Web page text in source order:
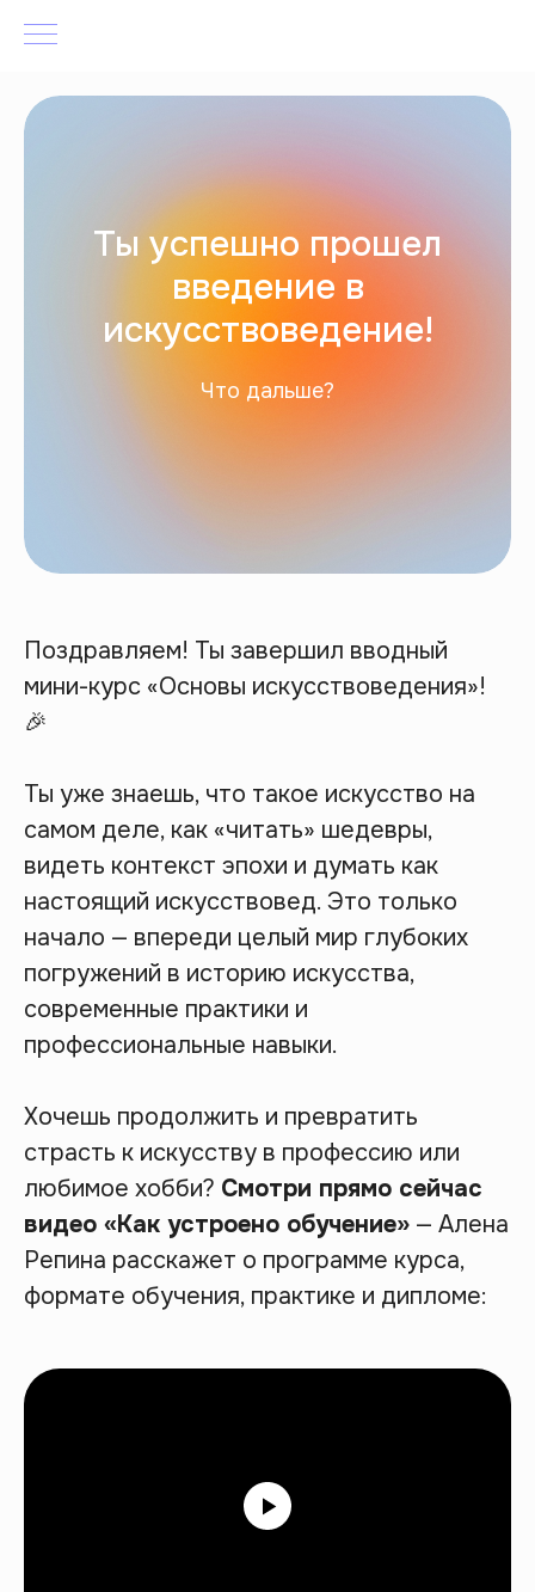
Ты успешно прошел
введение в
искусствоведение!
Что дальше?
Поздравляем! Ты завершил вводный
мини-курс «Основы искусствоведения»!
🎉
Ты уже знаешь, что такое искусство на
самом деле, как «читать» шедевры,
видеть контекст эпохи и думать как
настоящий искусствовед. Это только
начало — впереди целый мир глубоких
погружений в историю искусства,
современные практики и
профессиональные навыки.
Хочешь продолжить и превратить
страсть к искусству в профессию или
любимое хобби? Смотри прямо сейчас
видео «Как устроено обучение» — Алена
Репина расскажет о программе курса,
формате обучения, практике и дипломе: